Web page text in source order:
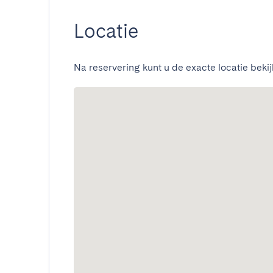
Locatie
Na reservering kunt u de exacte locatie